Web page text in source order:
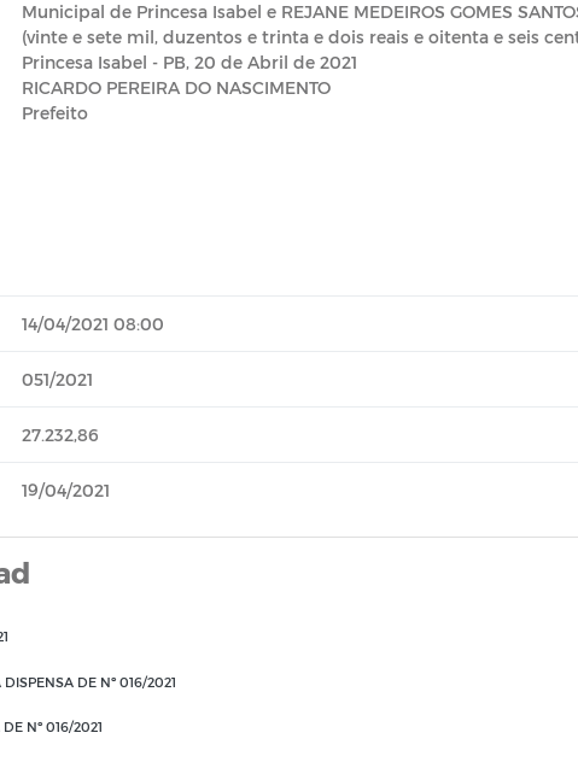
Municipal de Princesa Isabel e REJANE MEDEIROS GOMES
(vinte e sete mil, duzentos e trinta e dois reais e oitenta e seis
Princesa Isabel - PB, 20 de Abril de 2021
RICARDO PEREIRA DO NASCIMENTO
Prefeito
14/04/2021 08:00
051/2021
27.232,86
19/04/2021
DE Nº 016/2021
Nº 016/2021